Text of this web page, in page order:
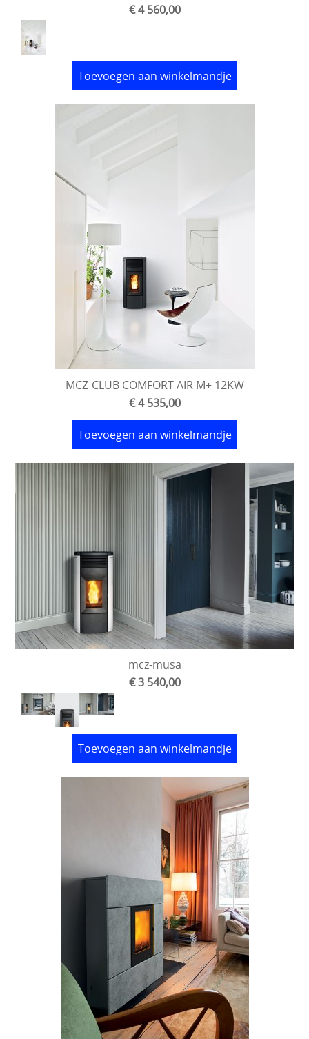
€ 4 560,00
Toevoegen aan winkelmandje
MCZ-CLUB COMFORT AIR M+ 12KW
€ 4 535,00
Toevoegen aan winkelmandje
mcz-musa
€ 3 540,00
Toevoegen aan winkelmandje